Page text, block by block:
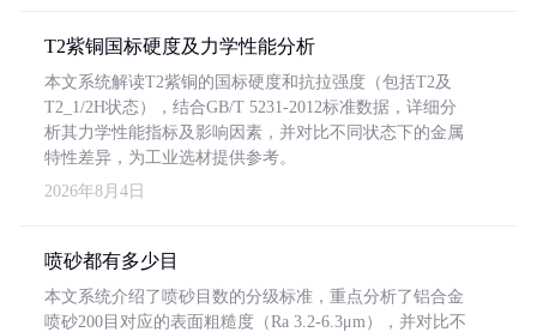
T2紫铜国标硬度及力学性能分析
本文系统解读T2紫铜的国标硬度和抗拉强度（包括T2及
T2_1/2H状态），结合GB/T 5231-2012标准数据，详细分
析其力学性能指标及影响因素，并对比不同状态下的金属
特性差异，为工业选材提供参考。
2026年8月4日
喷砂都有多少目
本文系统介绍了喷砂目数的分级标准，重点分析了铝合金
喷砂200目对应的表面粗糙度（Ra 3.2-6.3μm），并对比不